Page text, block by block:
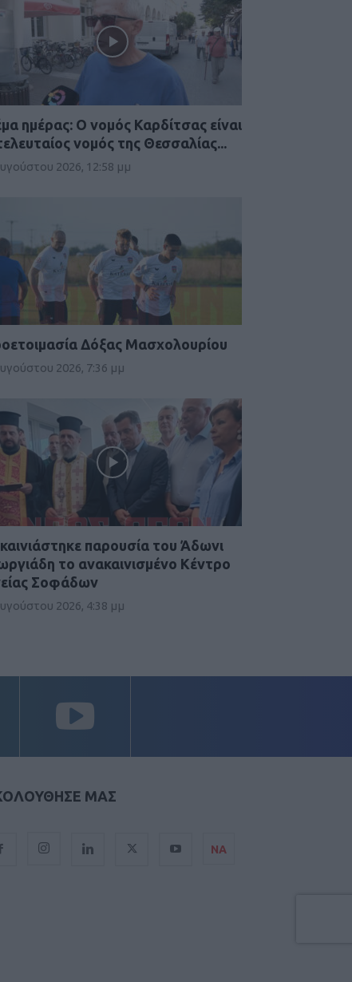
ημέρας: Ο νομός Καρδίτσας είναι
νομός της Θεσσαλίας...
2026, 12:58 μμ
Δόξας Μασχολουρίου
2026, 7:36 μμ
παρουσία του Άδωνι
το ανακαινισμένο Κέντρο
Σοφάδων
2026, 4:38 μμ
ΜΑΣ
ΝΑ